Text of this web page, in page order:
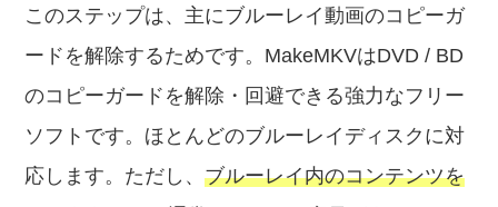
このステップは、主にブルーレイ動画のコピーガ
ードを解除するためです。MakeMKVはDVD / BD
のコピーガードを解除・回避できる強力なフリー
ソフトです。ほとんどのブルーレイディスクに対
応します。ただし、ブルーレイ内のコンテンツを